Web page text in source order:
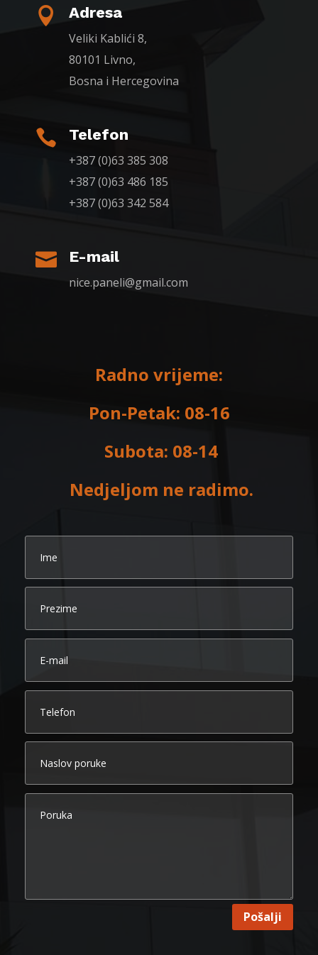
 Adresa
Veliki Kablići 8,
80101 Livno,
Bosna i Hercegovina
 Telefon
+387 (0)63 385 308
+387 (0)63 486 185
+387 (0)63 342 584
 E-mail
nice.paneli@gmail.com
Radno vrijeme:
Pon-Petak: 08-16
Subota: 08-14
Nedjeljom ne radimo.
Pošalji